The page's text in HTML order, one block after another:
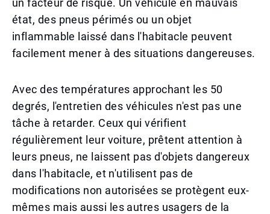
un facteur de risque. Un véhicule en mauvais
état, des pneus périmés ou un objet
inflammable laissé dans l'habitacle peuvent
facilement mener à des situations dangereuses.
Avec des températures approchant les 50
degrés, l'entretien des véhicules n'est pas une
tâche à retarder. Ceux qui vérifient
régulièrement leur voiture, prêtent attention à
leurs pneus, ne laissent pas d'objets dangereux
dans l'habitacle, et n'utilisent pas de
modifications non autorisées se protègent eux-
mêmes mais aussi les autres usagers de la